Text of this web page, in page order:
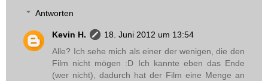
Antworten
Kevin H.
18. Juni 2012 um 13:54
Alle? Ich sehe mich als einer der wenigen, die den
Film nicht mögen :D Ich kannte eben das Ende
(wer nicht), dadurch hat der Film eine Menge an